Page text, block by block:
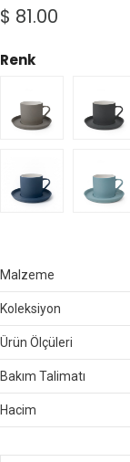
$ 81.00
Renk
Malzeme
Koleksiyon
Ürün Ölçüleri
Bakım Talimatı
Hacim